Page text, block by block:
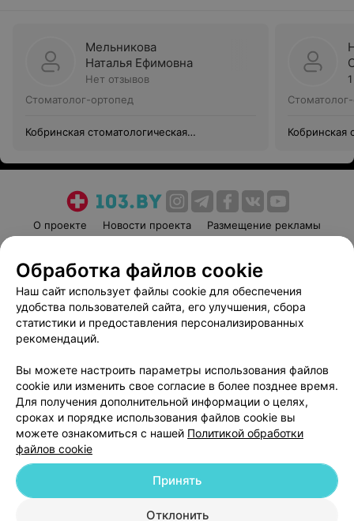
Мельникова
Наталья Ефимовна
Нет отзывов
Стоматолог-ортопед
Кобринская стоматологическая
Кобринская
О проекте Новости проекта
Размещение рекламы
Пользовательское соглашение
Способы оплаты
Вакансии
Партнеры
Написать руководителю 103.by
Обработка персональных данных
© 2026 ООО «Артокс Лаб», УНП 191700409
| 220012, Республика Беларусь,
Обработка файлов cookie
Наш сайт использует файлы cookie для обеспечения
удобства пользователей сайта, его улучшения, сбора
статистики и предоставления персонализированных
рекомендаций.
Вы можете настроить параметры использования файлов
cookie или изменить свое согласие в более позднее время.
Для получения дополнительной информации о целях,
сроках и порядке использования файлов cookie вы
можете ознакомиться с нашей Политикой обработки
файлов cookie
Отклонить
Принять